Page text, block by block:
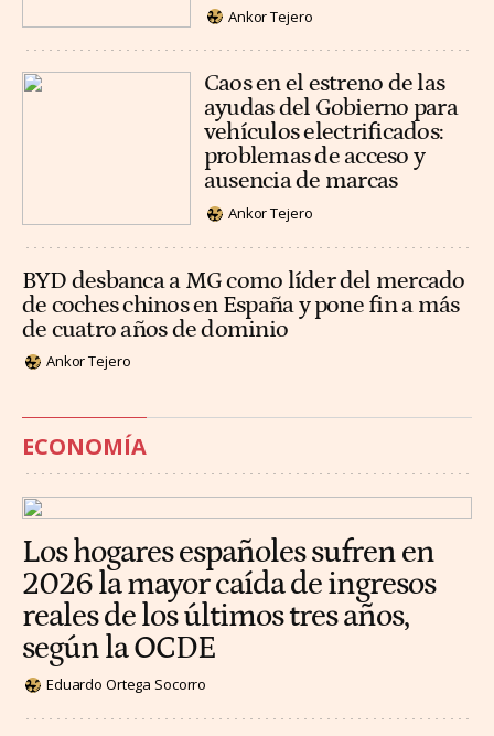
Ankor Tejero
Caos en el estreno de las
ayudas del Gobierno para
vehículos electrificados:
problemas de acceso y
ausencia de marcas
Ankor Tejero
BYD desbanca a MG como líder del mercado
de coches chinos en España y pone fin a más
de cuatro años de dominio
Ankor Tejero
ECONOMÍA
Los hogares españoles sufren en
2026 la mayor caída de ingresos
reales de los últimos tres años,
según la OCDE
Eduardo Ortega Socorro